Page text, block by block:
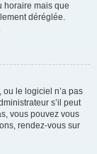
horaire mais que
déréglée.
ou le logiciel n’a pas
s’il peut
vous pouvez vous
rendez-vous sur